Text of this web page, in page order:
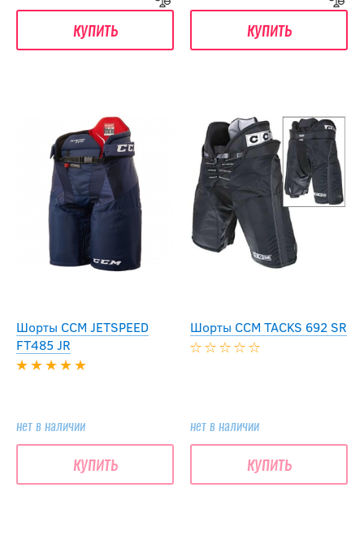
купить купить
Шорты CCM JETSPEED
FT485 JR
нет в наличии
купить
Шорты CCM TACKS 692 SR
нет в наличии
купить